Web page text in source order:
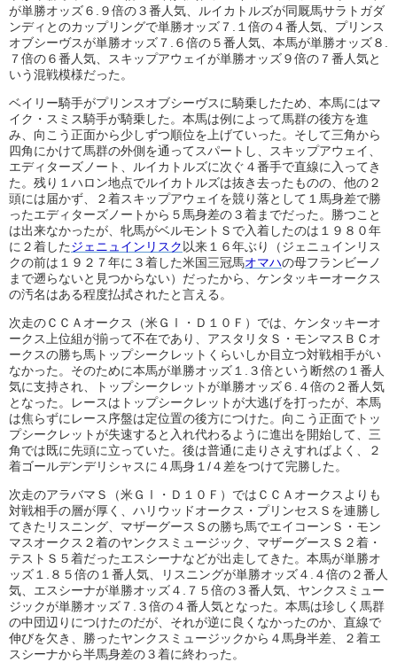
が単勝オッズ６.９倍の３番人気、ルイカトルズが同厩馬サラトガダ
ンディとのカップリングで単勝オッズ７.１倍の４番人気、プリンス
オブシーヴスが単勝オッズ７.６倍の５番人気、本馬が単勝オッズ８.
７倍の６番人気、スキップアウェイが単勝オッズ９倍の７番人気と
いう混戦模様だった。
ベイリー騎手がプリンスオブシーヴスに騎乗したため、本馬にはマ
イク・スミス騎手が騎乗した。本馬は例によって馬群の後方を進
み、向こう正面から少しずつ順位を上げていった。そして三角から
四角にかけて馬群の外側を通ってスパートし、スキップアウェイ、
エディターズノート、ルイカトルズに次ぐ４番手で直線に入ってき
た。残り１ハロン地点でルイカトルズは抜き去ったものの、他の２
頭には届かず、２着スキップアウェイを競り落として１馬身差で勝
ったエディターズノートから５馬身差の３着までだった。勝つこと
は出来なかったが、牝馬がベルモントＳで入着したのは１９８０年
に２着したジェニュインリスク 以来１６年ぶり（ジェニュインリス
クの前は１９２７年に３着した米国三冠馬オマハの母フランビーノ
まで遡らないと見つからない）だったから、ケンタッキーオークス
の汚名はある程度払拭されたと言える。
次走のＣＣＡオークス（米ＧⅠ・Ｄ１０Ｆ）では、ケンタッキーオ
ークス上位組が揃って不在であり、アスタリタＳ・モンマスＢＣオ
ークスの勝ち馬トップシークレットくらいしか目立つ対戦相手がい
なかった。そのために本馬が単勝オッズ１.３倍という断然の１番人
気に支持され、トップシークレットが単勝オッズ６.４倍の２番人気
となった。レースはトップシークレットが大逃げを打ったが、本馬
は焦らずにレース序盤は定位置の後方につけた。向こう正面でトッ
プシークレットが失速すると入れ代わるように進出を開始して、三
角では既に先頭に立っていた。後は普通に走りさえすればよく、２
着ゴールデンデリシャスに４馬身１/４差をつけて完勝した。
次走のアラバマＳ（米ＧⅠ・Ｄ１０Ｆ）ではＣＣＡオークスよりも
対戦相手の層が厚く、ハリウッドオークス・プリンセスＳを連勝し
てきたリスニング、マザーグースＳの勝ち馬でエイコーンＳ・モン
マスオークス２着のヤンクスミュージック、マザーグースＳ２着・
テストＳ５着だったエスシーナなどが出走してきた。本馬が単勝オ
ッズ１.８５倍の１番人気、リスニングが単勝オッズ４.４倍の２番人
気、エスシーナが単勝オッズ４.７５倍の３番人気、ヤンクスミュー
ジックが単勝オッズ７.３倍の４番人気となった。本馬は珍しく馬群
の中団辺りにつけたのだが、それが逆に良くなかったのか、直線で
伸びを欠き、勝ったヤンクスミュージックから４馬身半差、２着エ
スシーナから半馬身差の３着に終わった。